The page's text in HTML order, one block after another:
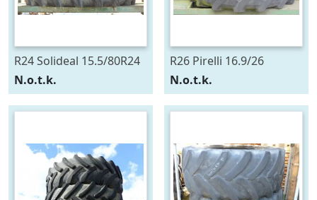
R24 Solideal 15.5/80R24
N.o.t.k.
R26 Pirelli 16.9/26
N.o.t.k.